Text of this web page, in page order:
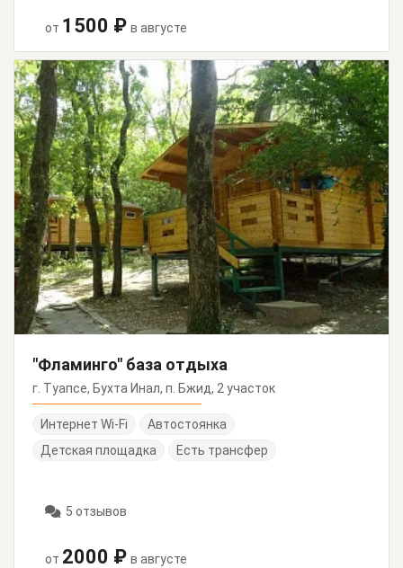
от 1500 ₽ в августе
"Фламинго" база отдыха
г. Туапсе, Бухта Инал, п. Бжид, 2 участок
Интернет Wi-Fi
Автостоянка
Детская площадка
Есть трансфер
5 отзывов
от 2000 ₽ в августе